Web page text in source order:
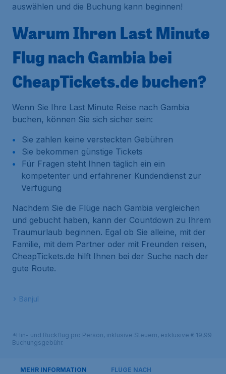
auswählen und die Buchung kann beginnen!
Warum Ihren Last Minute
Flug nach Gambia bei
CheapTickets.de buchen?
Wenn Sie Ihre Last Minute Reise nach Gambia
buchen, können Sie sich sicher sein:
Sie zahlen keine versteckten Gebühren
Sie bekommen günstige Tickets
Für Fragen steht Ihnen täglich ein ein
kompetenter und erfahrener Kundendienst zur
Verfügung
Nachdem Sie die Flüge nach Gambia vergleichen
und gebucht haben, kann der Countdown zu Ihrem
Traumurlaub beginnen. Egal ob Sie alleine, mit der
Familie, mit dem Partner oder mit Freunden reisen,
CheapTickets.de hilft Ihnen bei der Suche nach der
gute Route.
Banjul
*Hin- und Rückflug pro Person, inklusive Steuern, exklusive € 19,99
Buchungsgebühr.
MEHR INFORMATION FLÜGE NACH